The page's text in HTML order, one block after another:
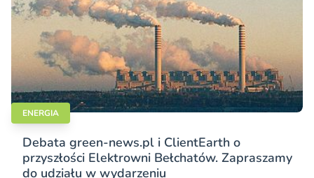
ENERGIA
Debata green-news.pl i ClientEarth o
przyszłości Elektrowni Bełchatów. Zapraszamy
do udziału w wydarzeniu